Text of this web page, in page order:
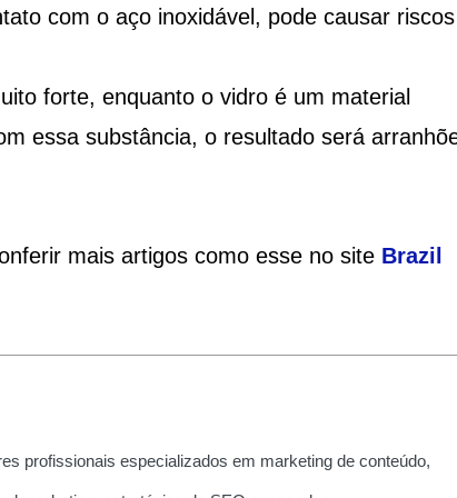
com o aço inoxidável, pode causar
forte, enquanto o vidro é um material
essa substância, o resultado será
mais artigos como esse no site Brazil
profissionais especializados em marketing de conteúdo,